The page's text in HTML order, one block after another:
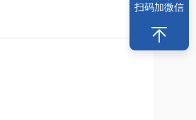
扫码加微信